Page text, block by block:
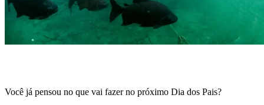
Você já pensou no que vai fazer no próximo Dia dos Pais?